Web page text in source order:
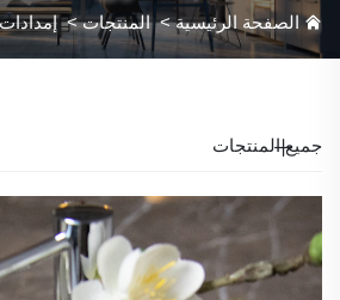
الصفحة الرئيسية>المنتجات>إمدادات
جميع المنتجات